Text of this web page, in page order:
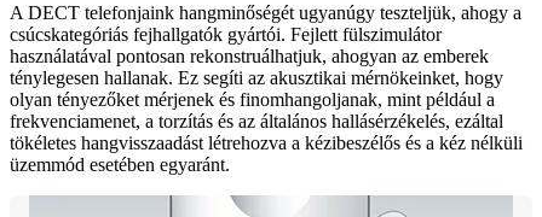
A DECT telefonjaink hangminőségét ugyanúgy teszteljük, ahogy a
csúcskategóriás fejhallgatók gyártói. Fejlett fülszimulátor
használatával pontosan rekonstruálhatjuk, ahogyan az emberek
ténylegesen hallanak. Ez segíti az akusztikai mérnökeinket, hogy
olyan tényezőket mérjenek és finomhangoljanak, mint például a
frekvenciamenet, a torzítás és az általános hallásérzékelés, ezáltal
tökéletes hangvisszaadást létrehozva a kézibeszélős és a kéz nélküli
üzemmód esetében egyaránt.